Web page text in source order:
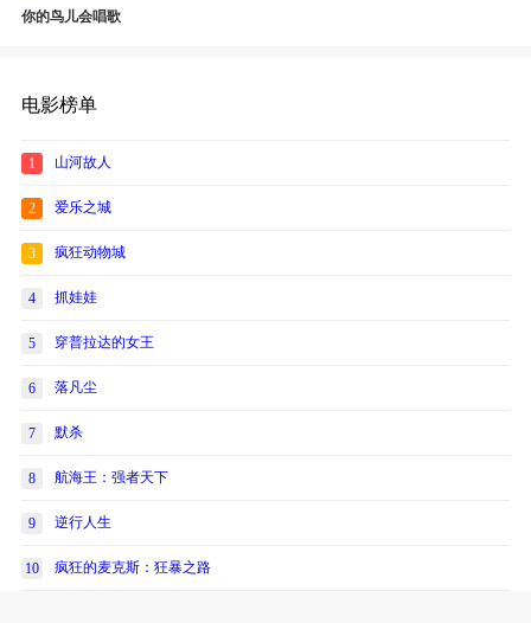
你的鸟儿会唱歌
电影榜单
1 山河故人
2 爱乐之城
3 疯狂动物城
4 抓娃娃
5 穿普拉达的女王
6 落凡尘
7 默杀
8 航海王：强者天下
9 逆行人生
10 疯狂的麦克斯：狂暴之路